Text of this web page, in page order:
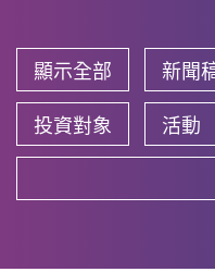
顯示全部 新聞
投資對象 活動